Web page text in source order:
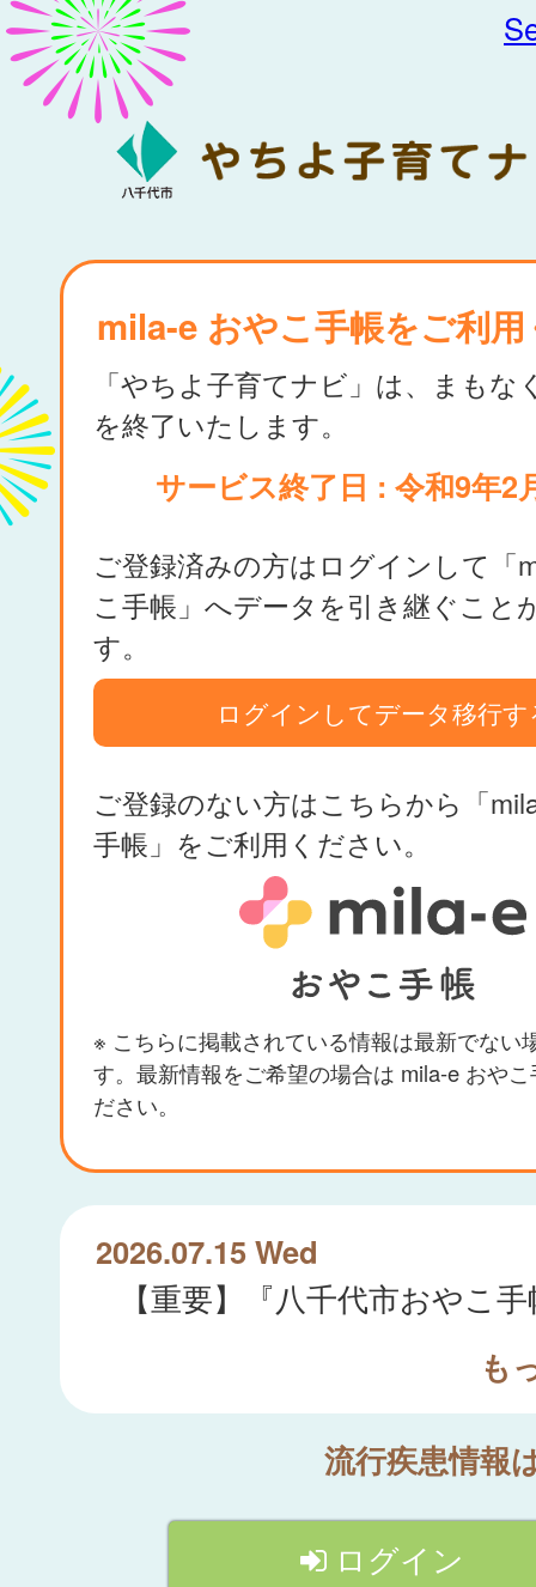
mila-e おやこ手帳をご利
「やちよ子育てナビ」は、まもな
を終了いたします。
サービス終了日 : 令和9年2
ご登録済みの方はログインして「
こ手帳」へデータを引き継ぐこと
す。
ログインしてデータ移行す
ご登録のない方はこちらから「
手帳」をご利用ください。
※ こちらに掲載されている情報は最新でない
す。最新情報をご希望の場合は mila-e おや
ださい。
2026.07.15 Wed
も
流行疾患情報
ログイン